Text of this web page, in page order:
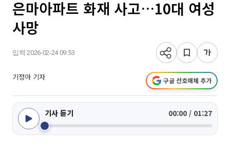
은마아파트 화재 사고…10대 여성
사망
입력 2026-02-24 09:53
기정아 기자 구글 선호매체 추가
기사 듣기 00:00 / 01:27